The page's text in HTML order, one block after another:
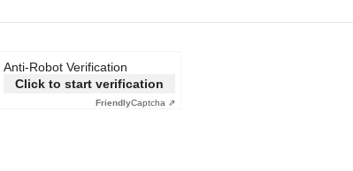
Anti-Robot Verification
Click to start verification
FriendlyCaptcha ⇗